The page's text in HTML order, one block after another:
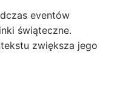
eventów
świąteczne.
zwiększa jego